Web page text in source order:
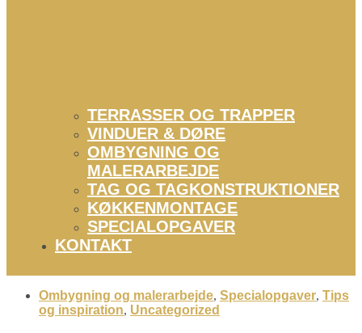
TERRASSER OG TRAPPER
VINDUER & DØRE
OMBYGNING OG
MALERARBEJDE
TAG OG TAGKONSTRUKTIONER
KØKKENMONTAGE
SPECIALOPGAVER
KONTAKT
Ombygning og malerarbejde, Specialopgaver, Tips
og inspiration, Uncategorized